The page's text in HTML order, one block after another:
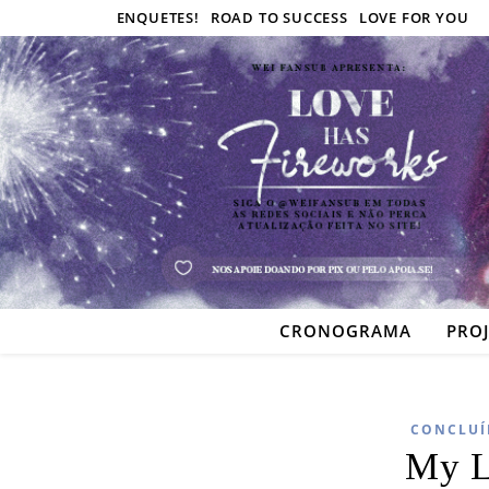
ENQUETES! ROAD TO SUCCESS LOVE FOR YOU
CRONOGRAMA
My